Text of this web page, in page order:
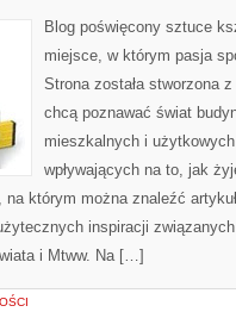
Blog poświęcony sztuce
miejsce, w którym pasja
Strona została stworzona
chcą poznawać świat
mieszkalnych i
wpływających na to, jak
którym można znaleźć
inspiracji
i Mtww. Na […]